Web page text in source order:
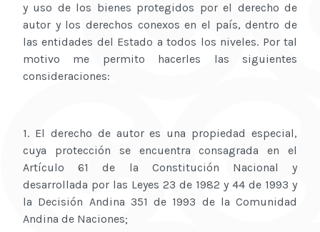
y uso de los bienes protegidos por el derecho de
autor y los derechos conexos en el país, dentro de
las entidades del Estado a todos los niveles. Por tal
motivo me permito hacerles las siguientes
consideraciones:
1. El derecho de autor es una propiedad especial,
cuya protección se encuentra consagrada en el
Artículo 61 de la Constitución Nacional y
desarrollada por las Leyes 23 de 1982 y 44 de 1993 y
la Decisión Andina 351 de 1993 de la Comunidad
Andina de Naciones;